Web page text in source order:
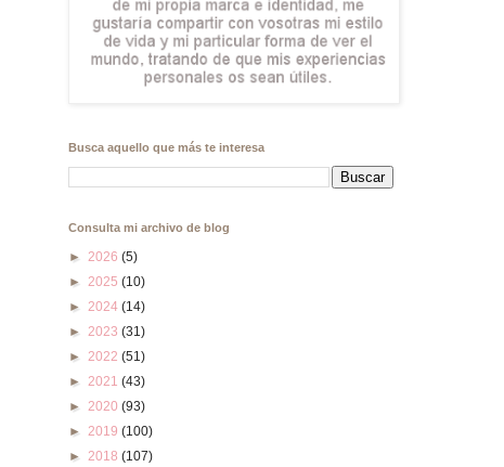
Busca aquello que más te interesa
Consulta mi archivo de blog
► 2026 (5)
► 2025 (10)
► 2024 (14)
► 2023 (31)
► 2022 (51)
► 2021 (43)
► 2020 (93)
► 2019 (100)
► 2018 (107)